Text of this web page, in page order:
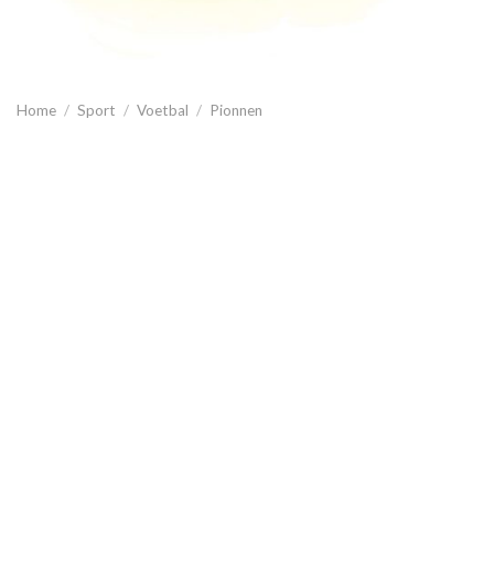
Home / Sport / Voetbal / Pionnen